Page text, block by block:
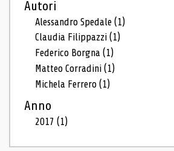
Autori
Alessandro Spedale(1)
Claudia Filippazzi(1)
Federico Borgna(1)
Matteo Corradini(1)
Michela Ferrero(1)
Anno
2017(1)